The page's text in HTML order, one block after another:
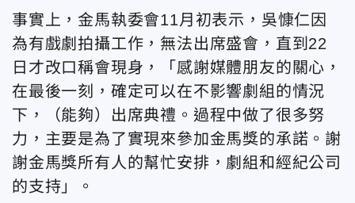
事實上，金馬執委會11月初表示，吳慷仁因
為有戲劇拍攝工作，無法出席盛會，直到22
日才改口稱會現身，「感謝媒體朋友的關心，
在最後一刻，確定可以在不影響劇組的情況
下，（能夠）出席典禮。過程中做了很多努
力，主要是為了實現來參加金馬獎的承諾。謝
謝金馬獎所有人的幫忙安排，劇組和經紀公司
的支持」。